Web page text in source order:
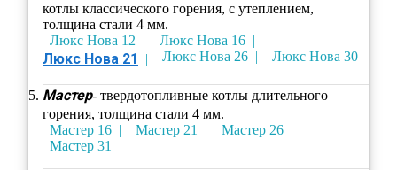
котлы классического горения, с утеплением,
толщина стали 4 мм.
Люкс Нова 12
Люкс Нова 16
Люкс Нова 21 Люкс Нова 26 Люкс Нова 30
Мастер- твердотопливные котлы длительного
горения, толщина стали 4 мм.
Мастер 16
Мастер 21
Мастер 26
Мастер 31